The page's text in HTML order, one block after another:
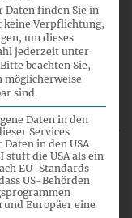
finden Sie in
keine Verpflichtung,
um dieses
jederzeit unter
Bitte beachten Sie,
sind.
Daten in den
Services
in den USA
stuft die USA als ein
EU-Standards
US-Behörden
Europäer eine